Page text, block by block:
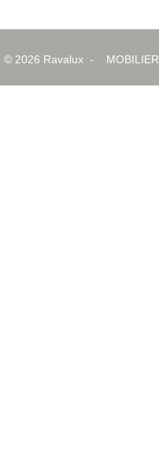
© 2026 Ravalux - MOBILIER